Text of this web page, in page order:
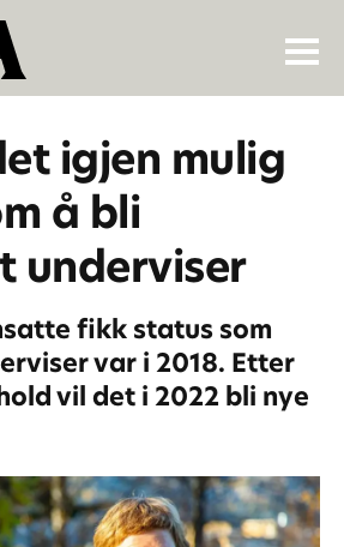
igjen mulig
å bli
underviser
fikk status som
var i 2018. Etter
vil det i 2022 bli nye